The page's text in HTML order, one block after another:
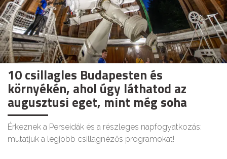
10 csillagles Budapesten és
környékén, ahol úgy láthatod az
augusztusi eget, mint még soha
Érkeznek a Perseidák és a részleges napfogyatkozás:
mutatjuk a legjobb csillagnézős programokat!